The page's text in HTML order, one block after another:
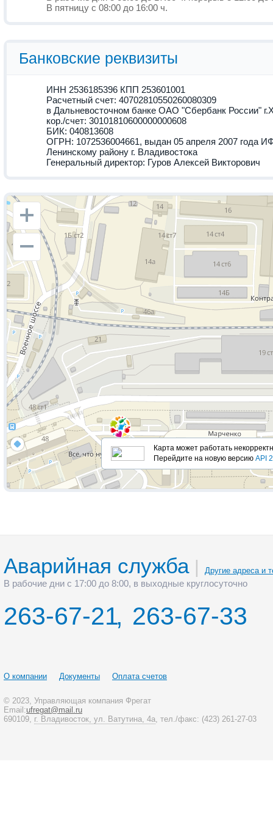
В пятницу с 08:00 до 16:00 ч.
Банковские реквизиты
ИНН 2536185396 КПП 253601001
Расчетный счет: 40702810550260080309
в Дальневосточном банке ОАО "Сбербанк России"
кор./счет: 30101810600000000608
БИК: 040813608
ОГРН: 1072536004661, выдан 05 апреля 2007 года
Ленинскому району г. Владивостока
Генеральный директор: Гуров Алексей Викторович
Карта ​​может работать
Перейдите на новую версию API
Аварийная служба | Другие адреса и
В рабочие дни с 17:00 до 8:00, в выходные круглосуточно
263-67-21, 263-67-33
О компании Документы Оплата счетов
© 2023, Управляющая компания Фрегат
Email:ufregat@mail.ru
690109, г. Владивосток, ул. Ватутина, 4а , тел./факс: (423) 261-27-03